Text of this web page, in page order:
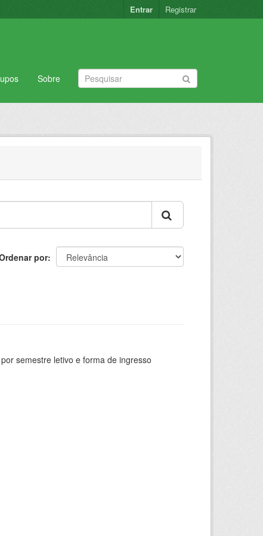
Entrar Registrar
Sobre
por
semestre letivo e forma de ingresso